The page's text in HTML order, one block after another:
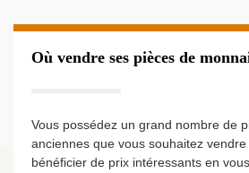
Où vendre ses pièces de
Vous possédez un grand nombre de
anciennes que vous souhaitez
bénéficier de prix intéressants en